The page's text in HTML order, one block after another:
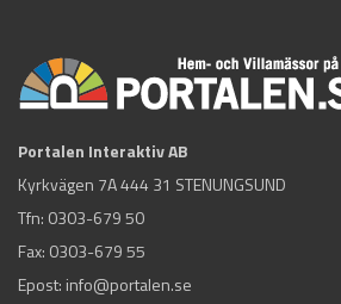
Portalen Interaktiv AB
Kyrkvägen 7A 444 31 STENUNGSUND
Tfn: 0303-679 50
Fax: 0303-679 55
Epost: info@portalen.se